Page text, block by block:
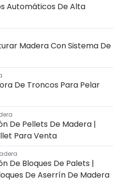
Automáticos De Alta
Madera Con Sistema De
De Troncos Para Pelar
De Pellets De Madera |
Para Venta
De Bloques De Palets |
De Aserrín De Madera